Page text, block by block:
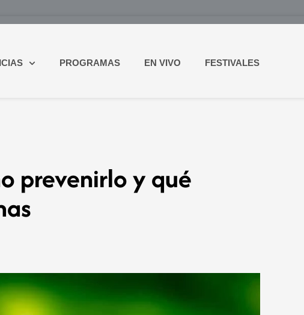
PROGRAMAS EN VIVO FESTIVALES
prevenirlo y qué